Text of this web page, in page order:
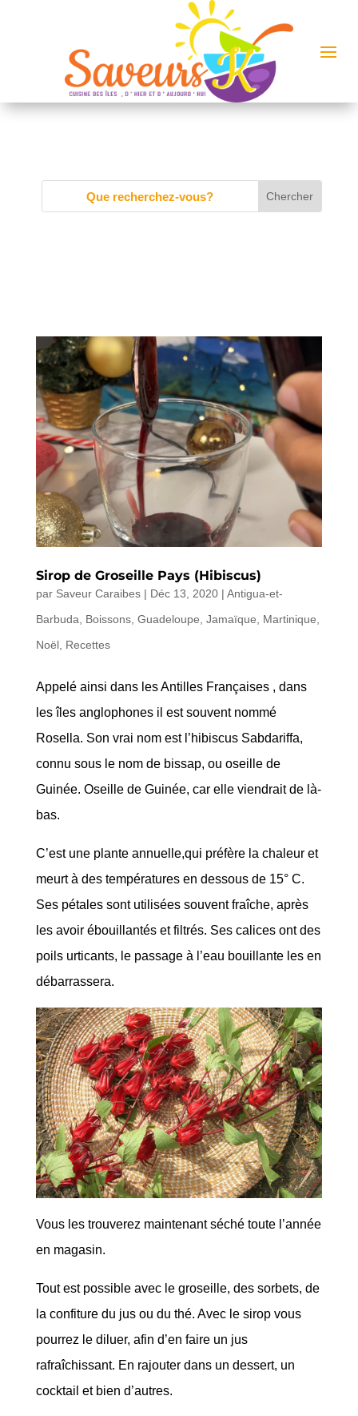
Sirop de Groseille Pays (Hibiscus)
par Saveur Caraibes| Déc 13, 2020| Antigua-et-
Barbuda
Boissons, Guadeloupe Jamaïque Martinique
Noël, Recettes
Appelé ainsi dans les Antilles Françaises , dans
les îles anglophones il est souvent nommé
Rosella. Son vrai nom est l’hibiscus Sabdariffa,
connu sous le nom de bissap, ou oseille de
Guinée. Oseille de Guinée, car elle viendrait de là-
bas.
C’est une plante annuelle,qui préfère la chaleur et
meurt à des températures en dessous de 15° C.
Ses pétales sont utilisées souvent fraîche, après
les avoir ébouillantés et filtrés. Ses calices ont des
poils urticants, le passage à l’eau bouillante les en
débarrassera.
Vous les trouverez maintenant séché toute l’année
en magasin.
Tout est possible avec le groseille, des sorbets, de
la confiture du jus ou du thé. Avec le sirop vous
pourrez le diluer, afin d’en faire un jus
rafraîchissant. En rajouter dans un dessert, un
cocktail et bien d’autres.